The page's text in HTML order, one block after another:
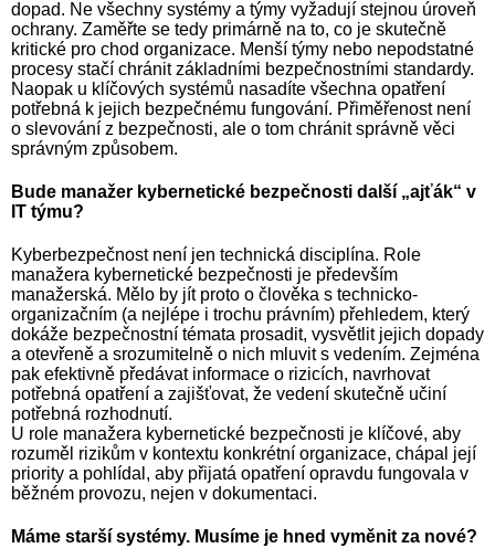
dopad. Ne všechny systémy a týmy vyžadují stejnou úroveň
ochrany. Zaměřte se tedy primárně na to, co je skutečně
kritické pro chod organizace. Menší týmy nebo nepodstatné
procesy stačí chránit základními bezpečnostními standardy.
Naopak u klíčových systémů nasadíte všechna opatření
potřebná k jejich bezpečnému fungování. Přiměřenost není
o slevování z bezpečnosti, ale o tom chránit správně věci
správným způsobem.
Bude manažer kybernetické bezpečnosti další „ajťák“ v
IT týmu?
Kyberbezpečnost není jen technická disciplína. Role
manažera kybernetické bezpečnosti je především
manažerská. Mělo by jít proto o člověka s technicko-
organizačním (a nejlépe i trochu právním) přehledem, který
dokáže bezpečnostní témata prosadit, vysvětlit jejich dopady
a otevřeně a srozumitelně o nich mluvit s vedením. Zejména
pak efektivně předávat informace o rizicích, navrhovat
potřebná opatření a zajišťovat, že vedení skutečně učiní
potřebná rozhodnutí.
U role manažera kybernetické bezpečnosti je klíčové, aby
rozuměl rizikům v kontextu konkrétní organizace, chápal její
priority a pohlídal, aby přijatá opatření opravdu fungovala v
běžném provozu, nejen v dokumentaci.
Máme starší systémy. Musíme je hned vyměnit za nové?